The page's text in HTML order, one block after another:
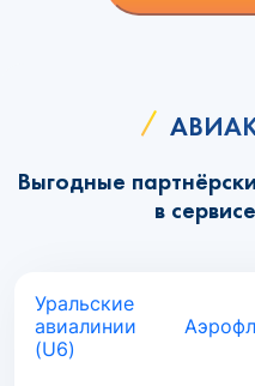
Выгодные
в
Уральские
авиалинии
(U6)